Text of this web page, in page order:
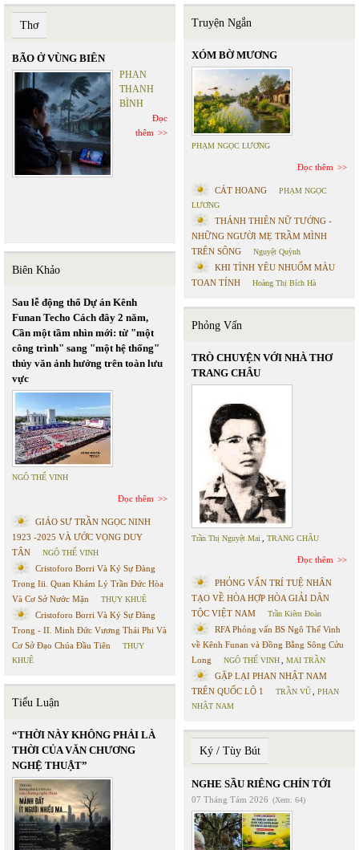
Thơ
BÃO Ở VÙNG BIÊN
PHAN
THANH
BÌNH
Đọc
thêm
Biên Khảo
Sau lễ động thổ Dự án Kênh
Funan Techo Cách đây 2 năm,
Cần một tầm nhìn mới: từ "một
công trình" sang "một hệ thống"
thủy văn ảnh hưởng trên toàn lưu
vực
NGÔ THẾ VINH
Đọc thêm
GIÁO SƯ TRẦN NGỌC NINH
1923 -2025 VÀ ƯỚC VỌNG DUY
TÂN
NGÔ THẾ VINH
Cristoforo Borri Và Ký Sự Đàng
Trong Iii. Quan Khám Lý Trần Đức Hòa
Và Cơ Sở Nước Mặn
THỤY KHUÊ
Cristoforo Borri Và Ký Sự Đàng
Trong - II. Minh Đức Vương Thái Phi Và
Cơ Sở Đạo Chúa Đầu Tiên
THỤY
KHUÊ
Tiểu Luận
“THỜI NÀY KHÔNG PHẢI LÀ
THỜI CỦA VĂN CHƯƠNG
NGHỆ THUẬT”
Truyện Ngắn
XÓM BỜ MƯƠNG
PHẠM NGỌC LƯƠNG
Đọc thêm
CÁT HOANG
PHẠM NGỌC
LƯƠNG
THÁNH THIÊN NỮ TƯỚNG -
NHỮNG NGƯỜI MẸ TRẦM MÌNH
TRÊN SÔNG
Nguyệt Quỳnh
KHI TÌNH YÊU NHUỐM MÀU
TOAN TÍNH
Hoàng Thị Bích Hà
Phỏng Vấn
TRÒ CHUYỆN VỚI NHÀ THƠ
TRANG CHÂU
Trần Thị Nguyệt Mai TRANG CHÂU
Đọc thêm
PHỎNG VẤN TRÍ TUỆ NHÂN
TẠO VỀ HÒA HỢP HÒA GIẢI DÂN
TỘC VIỆT NAM
Trần Kiêm Đoàn
RFA Phỏng vấn BS Ngô Thế Vinh
về Kênh Funan và Đồng Bằng Sông Cửu
Long
NGÔ THẾ VINH MAI TRẦN
GẶP LẠI PHAN NHẬT NAM
TRÊN QUỐC LỘ 1
TRẦN VŨ
PHAN
NHẬT NAM
Ký / Tùy Bút
NGHE SẦU RIÊNG CHÍN TỚI
07 Tháng Tám 2026 (Xem: 64)